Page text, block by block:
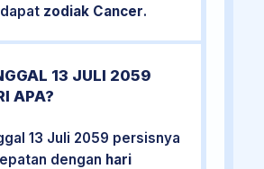
zodiak Cancer.
13 JULI 2059
APA?
13 Juli 2059 persisnya
dengan hari